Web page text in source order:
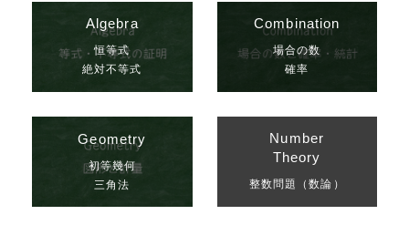
Algebra
恒等式
絶対不等式
Combination
場合の数
確率
Geometry
初等幾何
三角法
Number
Theory
整数問題（数論）